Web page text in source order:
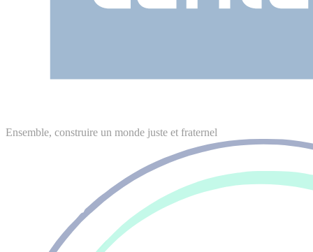
Ensemble, construire un monde juste et fraternel